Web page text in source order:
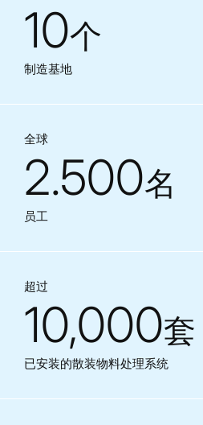
10个
制造基地
全球
2.500名
员工
超过
10,000套
已安装的散装物料处理系统